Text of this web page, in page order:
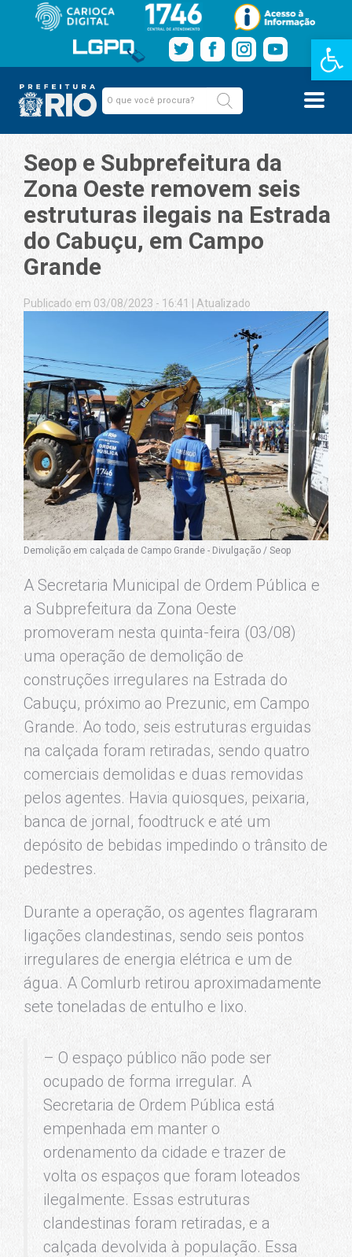
Barra de
Seop e Subprefeitura da
Zona Oeste removem seis
estruturas ilegais na Estrada
do Cabuçu, em Campo
Grande
Publicado em 03/08/2023 - 16:41 Atualizado
Demolição em calçada de Campo Grande - Divulgação / Seop
A Secretaria Municipal de Ordem Pública e
a Subprefeitura da Zona Oeste
promoveram nesta quinta-feira (03/08)
uma operação de demolição de
construções irregulares na Estrada do
Cabuçu, próximo ao Prezunic, em Campo
Grande. Ao todo, seis estruturas erguidas
na calçada foram retiradas, sendo quatro
comerciais demolidas e duas removidas
pelos agentes. Havia quiosques, peixaria,
banca de jornal, foodtruck e até um
depósito de bebidas impedindo o trânsito de
pedestres.
Durante a operação, os agentes flagraram
ligações clandestinas, sendo seis pontos
irregulares de energia elétrica e um de
água. A Comlurb retirou aproximadamente
sete toneladas de entulho e lixo.
– O espaço público não pode ser
ocupado de forma irregular. A
Secretaria de Ordem Pública está
empenhada em manter o
ordenamento da cidade e trazer de
volta os espaços que foram loteados
ilegalmente. Essas estruturas
clandestinas foram retiradas, e a
calçada devolvida à população. Essa